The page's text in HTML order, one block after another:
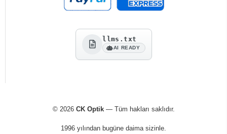
llms.txt
AI READY
© 2026 CK Optik— Tüm hakları saklıdır.
1996 yılından bugüne daima sizinle.